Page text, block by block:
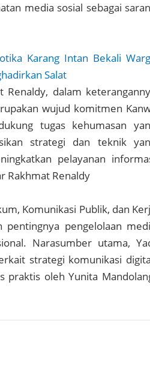
media sosial sebagai
Karang Intan Bekali
Salat
Renaldy, dalam
wujud komitmen
tugas kehumasan
strategi dan teknik
pelayanan
Rakhmat Renaldy
Komunikasi Publik, dan
pentingnya pengelolaan
Narasumber utama,
strategi komunikasi
praktis oleh Yunita